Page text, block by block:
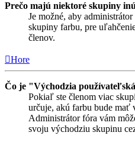
Prečo majú niektoré skupiny
Je možné, aby
skupiny farbu, pre
členov.
Hore
Čo je "Východzia
Pokiaľ ste členom viac
určuje, akú farbu bude mať
Administrátor fóra vám
svoju východziu skupinu